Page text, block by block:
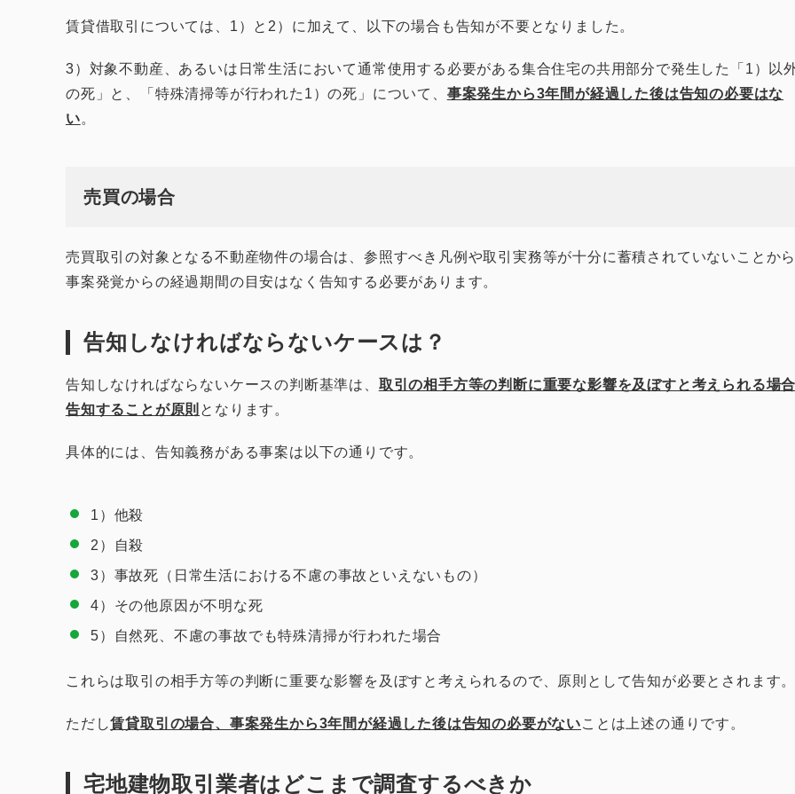
賃貸借取引については、1）と2）に加えて、以下の場合も告知が不要となりました。
3）対象不動産、あるいは日常生活において通常使用する必要がある集合住宅の共用部分で発生した「1）以
の死」と、「特殊清掃等が行われた1）の死」について、 事案発生から3年間が経過した後は告知の必要はな
い。
売買の場合
売買取引の対象となる不動産物件の場合は、参照すべき凡例や取引実務等が十分に蓄積されていないことか
事案発覚からの経過期間の目安はなく告知する必要があります。
告知しなければならないケースは？
告知しなければならないケースの判断基準は、 取引の相手方等の判断に重要な影響を及ぼすと考えられる場
告知することが原則 となります。
具体的には、告知義務がある事案は以下の通りです。
1）他殺
2）自殺
3）事故死（日常生活における不慮の事故といえないもの）
4）その他原因が不明な死
5）自然死、不慮の事故でも特殊清掃が行われた場合
これらは取引の相手方等の判断に重要な影響を及ぼすと考えられるので、原則として告知が必要とされます
ただし賃貸取引の場合、事案発生から3年間が経過した後は告知の必要がないことは上述の通りです。
宅地建物取引業者はどこまで調査するべきか